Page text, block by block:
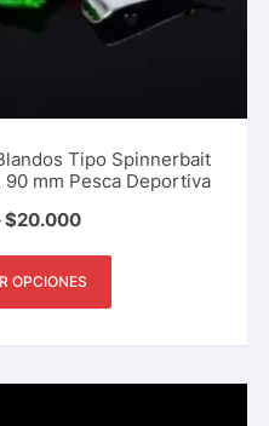
Tipo Spinnerbait
90 mm Pesca Deportiva
$20.000
OPCIONES